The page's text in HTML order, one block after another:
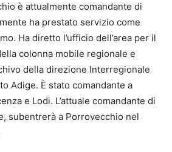
è attualmente comandante di
ha prestato servizio come
Ha diretto l’ufficio dell’area per il
colonna mobile regionale e
della direzione Interregionale
Adige. È stato comandante a
e Lodi. L’attuale comandante di
subentrerà a Porrovecchio nel